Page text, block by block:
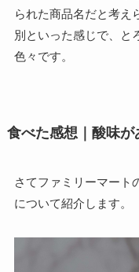
られた商品名だと考え
別といった感じで、と
色々です。
食べた感想｜酸味
さてファミリーマート
について紹介します。